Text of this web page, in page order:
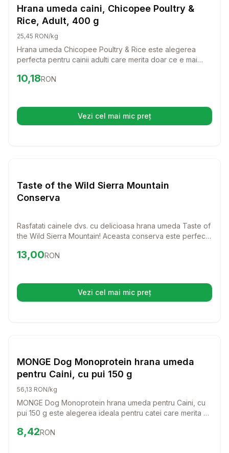
Hrana Umeda Caini
Hrana umeda caini, Chicopee Poultry &
Rice, Adult, 400 g
25,45 RON/kg
Hrana umeda Chicopee Poultry & Rice este alegerea
perfecta pentru cainii adulti care merita doar ce e mai
aceasta hrana ofera toate nutrientii esentiali pentru a
Preț:10.18
10,18RON
Vezi cel mai mic preț(se deschide într-o filă nouă)
Hrana Umeda Caini
Taste of the Wild Sierra Mountain
Conserva
Rasfatati cainele dvs. cu delicioasa hrana umeda Taste of
the Wild Sierra Mountain! Aceasta conserva este perfecta
proteine de calitate superioara si ingrediente sanatoase
Preț:13.00
13,00RON
Vezi cel mai mic preț(se deschide într-o filă nouă)
Hrana Umeda Caini
MONGE Dog Monoprotein hrana umeda
pentru Caini, cu pui 150 g
56,13 RON/kg
MONGE Dog Monoprotein hrana umeda pentru Caini, cu
pui 150 g este alegerea ideala pentru catei care merita o
pui, aceasta hrana umeda va incanta papilele gustative
Preț:8.42
8,42RON